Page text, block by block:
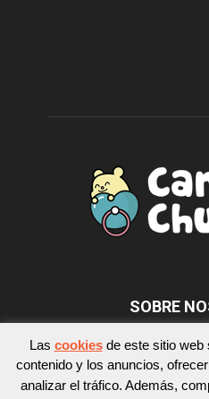
SOBRE
Las cookiesde este sitio web
contenido y los anuncios,
analizar el tráfico. Además,